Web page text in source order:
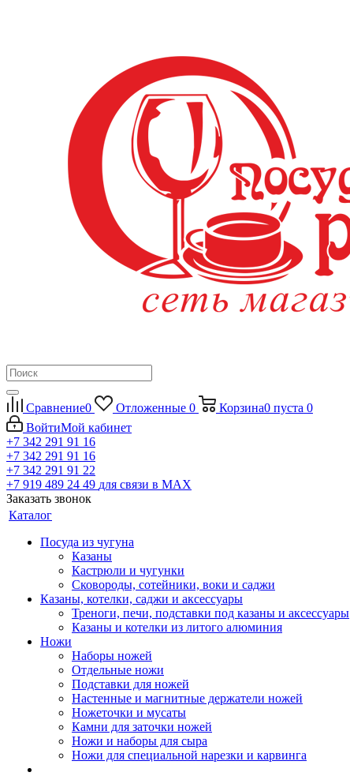
Сравнение0 Отложенные 0 Корзина0 пуста 0
ВойтиМой кабинет
+7 342 291 91 16
+7 342 291 91 16
+7 342 291 91 22
+7 919 489 24 49 для связи в МАХ
Заказать звонок
Каталог
Посуда из чугуна
Казаны
Кастрюли и чугунки
Сковороды, сотейники, воки и саджи
Казаны, котелки, саджи и аксессуары
Треноги, печи, подставки под казаны и аксессуары
Казаны и котелки из литого алюминия
Ножи
Наборы ножей
Отдельные ножи
Подставки для ножей
Настенные и магнитные держатели ножей
Ножеточки и мусаты
Камни для заточки ножей
Ножи и наборы для сыра
Ножи для специальной нарезки и карвинга